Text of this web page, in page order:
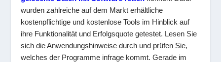
wurden zahlreiche auf dem Markt erhältliche
kostenpflichtige und kostenlose Tools im Hinblick auf
ihre Funktionalität und Erfolgsquote getestet. Lesen Sie
sich die Anwendungshinweise durch und prüfen Sie,
welches der Programme infrage kommt. Gerade im